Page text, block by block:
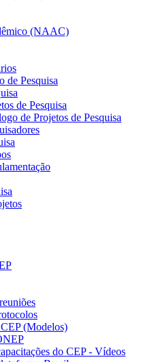
(NAAC)
de Pesquisa
de Pesquisa
de Projetos de Pesquisa
(Modelos)
do CEP - Vídeos